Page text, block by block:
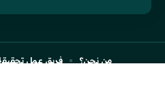
من نحن؟ فريق عمل تحقيقـ24